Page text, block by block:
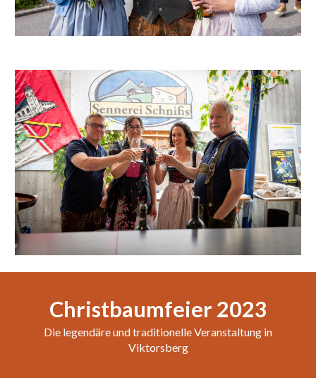
Christbaumfeier 2023
Die legendäre und traditionelle Veranstaltung in
Viktorsberg